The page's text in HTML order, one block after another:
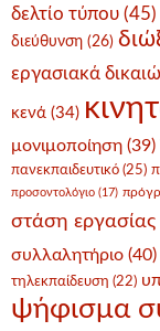
δελτίο τύπου (45)
διεύθυνση (26)
εργασιακά
κενά (34)
μονιμοποίηση (39)
πανεκπαιδευτικό (25)
προσοντολόγιο (17)
στάση εργασίας
συλλαλητήριο (40)
τηλεκπαίδευση (22)
ψήφισμα